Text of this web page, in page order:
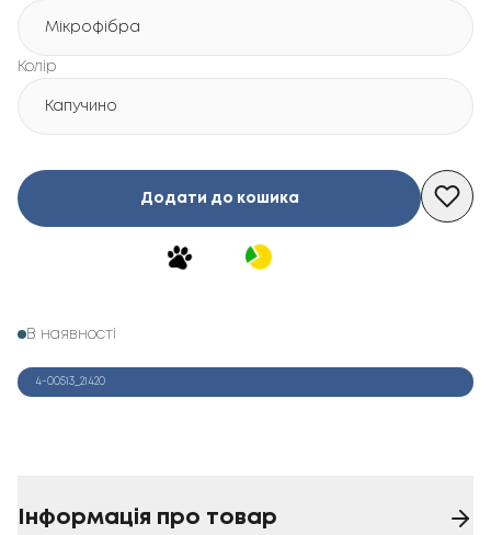
Мікрофібра
Колір
Капучино
Додати до кошика
В наявності
4-00513_21420
Інформація про товар